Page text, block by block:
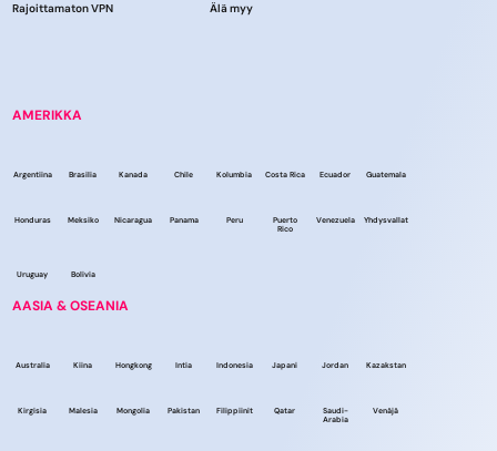
Rajoittamaton VPN
Älä myy
AMERIKKA
Argentiina Brasilia Kanada Chile Kolumbia Costa Rica Ecuador Guatemala
Honduras Meksiko Nicaragua Panama Peru
Puerto
Rico
Venezuela Yhdysvallat
Uruguay Bolivia
AASIA & OSEANIA
Australia Kiina Hongkong Intia Indonesia Japani Jordan Kazakstan
Kirgisia Malesia Mongolia Pakistan Filippiinit Qatar
Saudi-
Arabia
Venäjä